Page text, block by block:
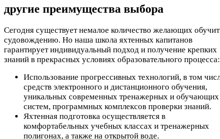
другие преимущества выбора
Сегодня существует немалое количество желающих
судовождению. Но наша школа яхтенных капитанов
гарантирует индивидуальный подход и получение крепких
знаний в прекрасных условиях образовательного процесса:
Использование прогрессивных технологий, в том
средств электронного и дистанционного обучения,
уникальных современных тренажерных и обучающих
систем, программных комплексов проверки знаний.
Яхтенная подготовка осуществляется в
комфортабельных учебных классах и тренажерных
полигонах, а также на открытой воде.